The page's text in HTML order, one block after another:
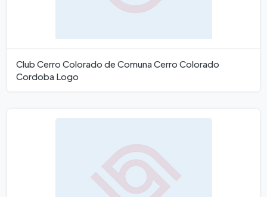
Club Cerro Colorado de Comuna Cerro Colorado
Cordoba Logo